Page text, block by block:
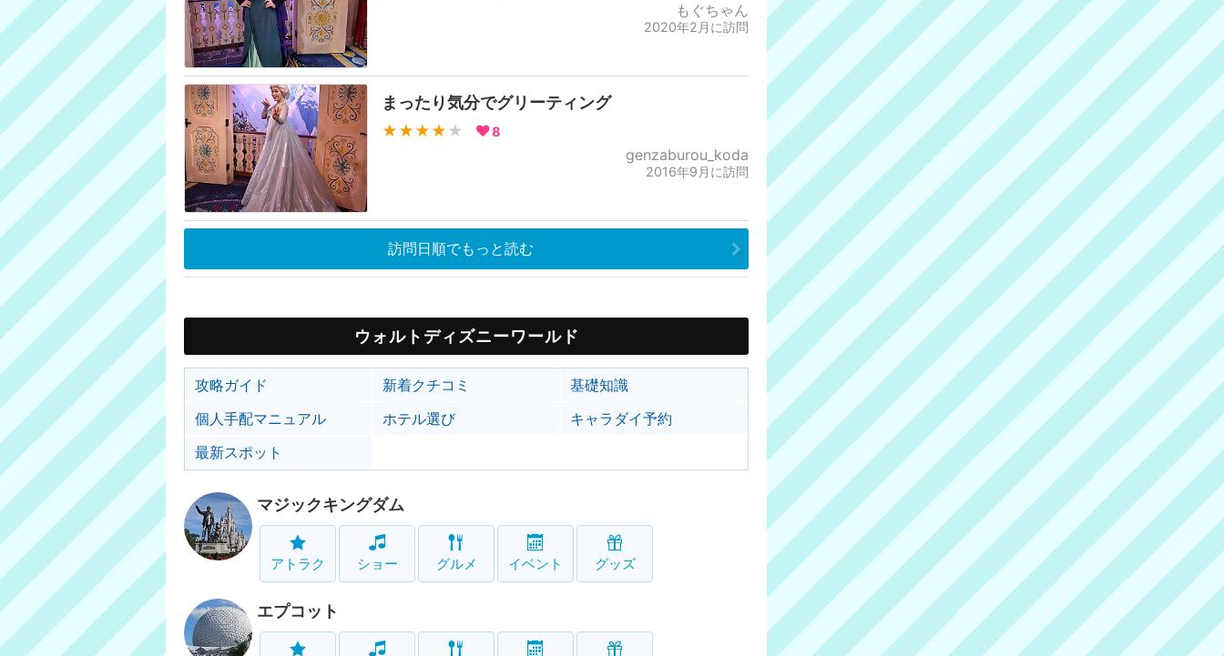
もぐちゃん
2020年2月に訪問
まったり気分でグリーティング
★★★★ ★ 8
genzaburou_koda
2016年9月に訪問
訪問日順でもっと読む
ウォルトディズニーワールド
攻略ガイド 新着クチコミ
基礎知識
個人手配マニュアル
ホテル選び
キャラダイ予約
最新スポット
マジックキングダム
アトラク ショー グルメ イベント グッズ
エプコット